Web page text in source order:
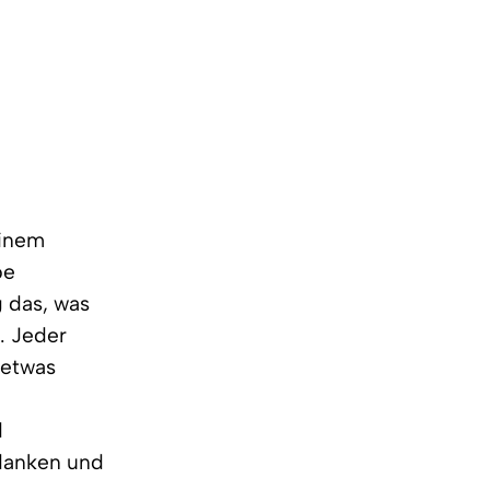
was
Jeder
und